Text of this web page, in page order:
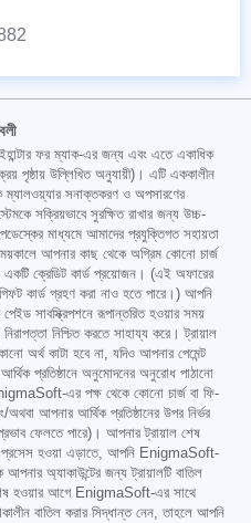
ফর ম্যাক-এর জন্য এবং এতে একাধিক
পৃষ্ঠায় উল্লিখিত অনুযায়ী)। এটি এককালীন
ম্যালওয়্যার সনাক্তকরণ ও অপসারণের
সক্রিয়ভাবে সুরক্ষিত রাখার জন্য উচ্চ-
মাধ্যমে আমাদের প্রযুক্তিগত সহায়তা
আপনার কাছ থেকে অগ্রিম কোনো চার্জ
একটি ক্রেডিট কার্ড প্রয়োজন। (এই অফারের
কার্ড গ্রহণ করা নাও হতে পারে।) আপনি
সাবস্ক্রিপশনে রূপান্তরিত হওয়ার সময়
নিশ্চিত করতে সাহায্য করে। ট্রায়াল
অর্থ কাটা হবে না, যদিও আপনার পেমেন্ট
প্রতিষ্ঠানে অনুমোদনের অনুরোধ পাঠানো
এর পক্ষ থেকে কোনো চার্জ বা ফি-
আপনার আর্থিক প্রতিষ্ঠানের উপর নির্ভর
ফেলতে পারে)। আপনার ট্রায়াল শেষ
প্রসেস হওয়া এড়াতে, আপনি EnigmaSoft-
অ্যাকাউন্টের জন্য ট্রায়ালটি বাতিল
হওয়ার আগে EnigmaSoft-এর সাথে
বাতিল করার সিদ্ধান্ত নেন, তাহলে আপনি